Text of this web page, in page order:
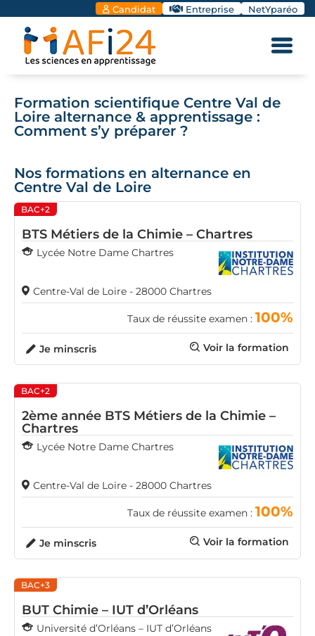
Candidat Entreprise NetYparéo
Formation scientifique Centre Val de
Loire alternance & apprentissage :
Comment s’y préparer ?
Nos formations en alternance en
Centre Val de Loire
BAC+2
BTS Métiers de la Chimie – Chartres
Lycée Notre Dame Chartres
Centre-Val de Loire - 28000 Chartres
Taux de réussite examen : 100%
Voir la formation
Je minscris
BAC+2
2ème année BTS Métiers de la Chimie –
Chartres
Lycée Notre Dame Chartres
Centre-Val de Loire - 28000 Chartres
Taux de réussite examen : 100%
Voir la formation
Je minscris
BAC+3
BUT Chimie – IUT d’Orléans
Université d’Orléans – IUT d’Orléans